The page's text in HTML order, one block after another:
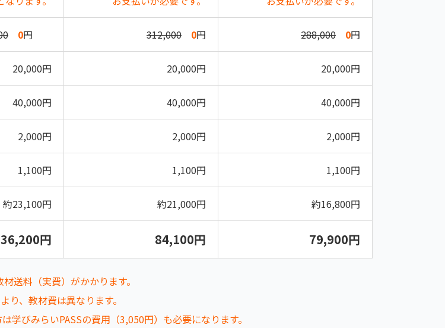
0円 312,000 0円 288,000 0円
20,000円 20,000円 20,000円
40,000円 40,000円 40,000円
2,000円 2,000円 2,000円
1,100円 1,100円 1,100円
約23,100円 約21,000円 約16,800円
円 84,100円 79,900円
送料（実費）がかかります。
、教材費は異なります。
びみらいPASSの費用（3,050円）も必要になります。